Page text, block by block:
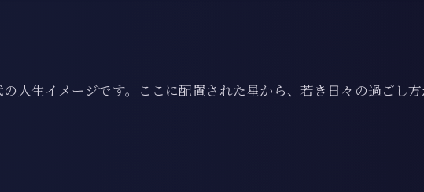
人生イメージです。ここに配置された星から、若き日々の過ごし方